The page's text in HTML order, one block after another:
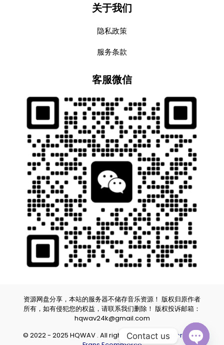
关于我们
隐私政策
服务条款
客服微信
资源网盘分享，本站的服务器不储存音乐资源！ 版权归原作者
所有，如有侵犯您的权益，请联系我们删除！ 版权投诉邮箱：
hqwav24k@gmail.com
© 2022 - 2025 HQWAV . All rights reserved.Powered by
Contact us